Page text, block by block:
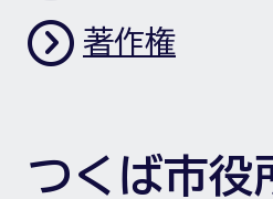
著作権
つくば市役